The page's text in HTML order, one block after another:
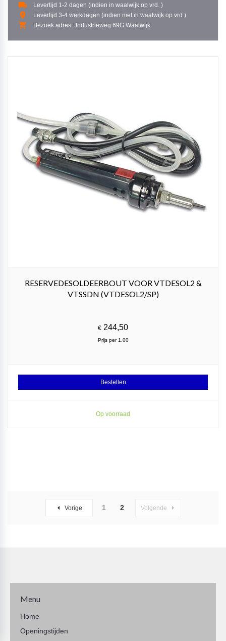
local_shipping Levertijd 1-2 dagen (indien in waalwijk op vrd. )
place Levertijd 3-4 werkdagen (indien niet in waalwijk op vrd.)
shopping_cart Bezoek adres : Industrieweg 69G Waalwijk
RESERVEDESOLDEERBOUT VOOR VTDESOL2 &
VTSSDN (VTDESOL2/SP)
€ 244,50
Prijs per 1.00
Bestellen
Op voorraad
Vorige 1 2 Volgende
Menu
Home
Openingstijden